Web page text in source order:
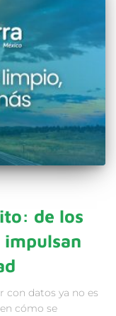
de los
impulsan
con datos ya no es
cómo se